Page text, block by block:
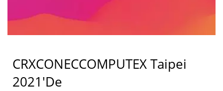
CRXCONECCOMPUTEX Taipei
2021'de